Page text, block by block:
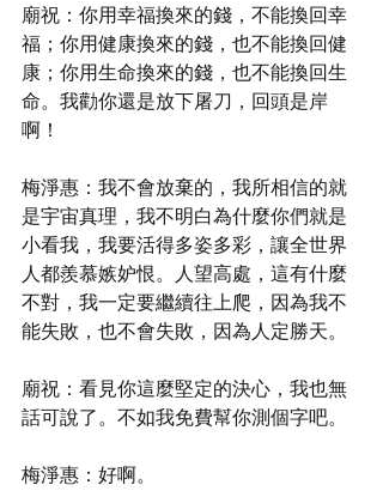
廟祝：你用幸福換來的錢，不能換回幸
福；你用健康換來的錢，也不能換回健
康；你用生命換來的錢，也不能換回生
命。我勸你還是放下屠刀，回頭是岸
啊！
梅淨惠：我不會放棄的，我所相信的就
是宇宙真理，我不明白為什麼你們就是
小看我，我要活得多姿多彩，讓全世界
人都羨慕嫉妒恨。人望高處，這有什麼
不對，我一定要繼續往上爬，因為我不
能失敗，也不會失敗，因為人定勝天。
廟祝：看見你這麼堅定的決心，我也無
話可說了。不如我免費幫你測個字吧。
梅淨惠：好啊。